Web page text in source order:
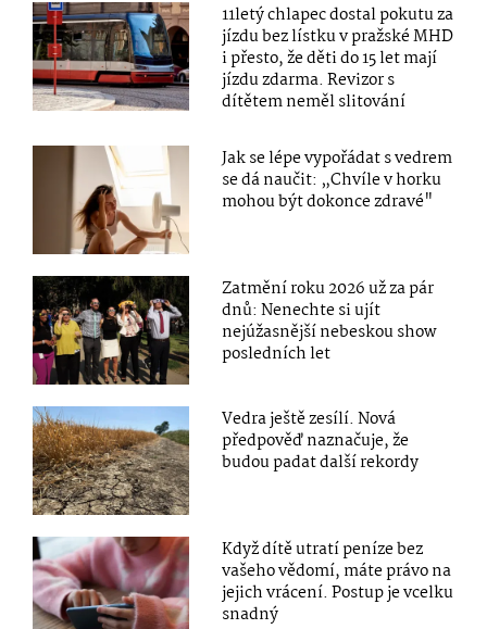
11letý chlapec dostal pokutu za
jízdu bez lístku v pražské MHD
i přesto, že děti do 15 let mají
jízdu zdarma. Revizor s
dítětem neměl slitování
Jak se lépe vypořádat s vedrem
se dá naučit: „Chvíle v horku
mohou být dokonce zdravé"
Zatmění roku 2026 už za pár
dnů: Nenechte si ujít
nejúžasnější nebeskou show
posledních let
Vedra ještě zesílí. Nová
předpověď naznačuje, že
budou padat další rekordy
Když dítě utratí peníze bez
vašeho vědomí, máte právo na
jejich vrácení. Postup je vcelku
snadný